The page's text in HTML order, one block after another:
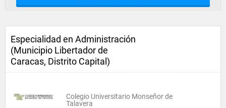
Especialidad en Administración
(Municipio Libertador de
Caracas, Distrito Capital)
Colegio Universitario Monseñor de
Talavera